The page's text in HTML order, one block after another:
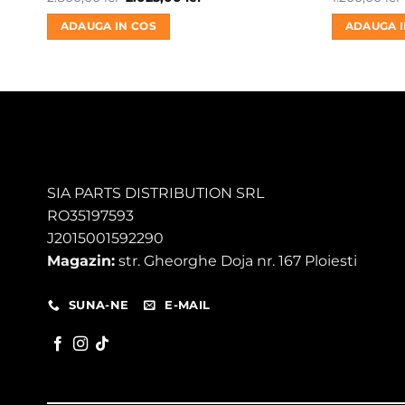
inițial
a
fost:
ADAUGA IN COS ADAUGA
SIA PARTS DISTRIBUTION SRL
RO35197593
J2015001592290
Magazin: str. Gheorghe Doja nr. 167 Ploiesti
SUNA-NE E-MAIL